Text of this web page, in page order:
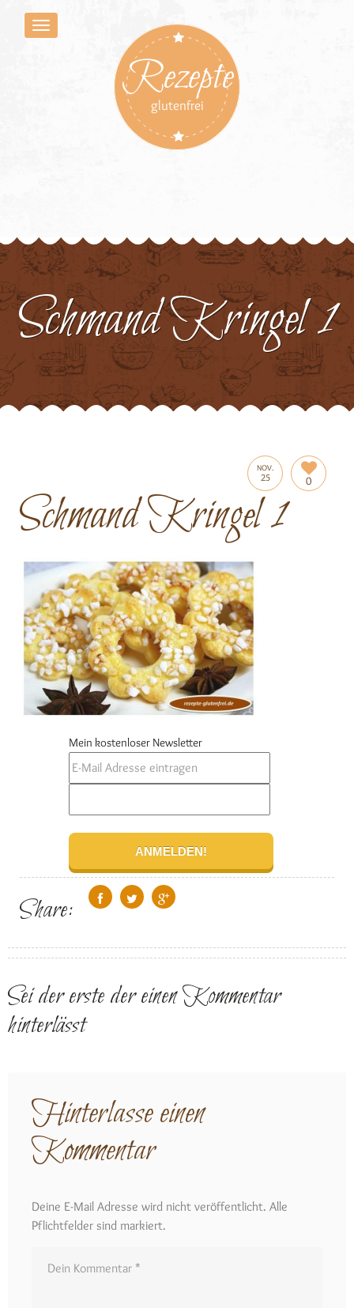
Rezepte
glutenfrei
Schmand Kringel 1
NOV.
25 0
Schmand Kringel 1
Mein kostenloser Newsletter
Share:
Sei der erste der einen Kommentar
hinterlässt
Hinterlasse einen
Kommentar
Deine E-Mail Adresse wird nicht veröffentlicht. Alle
Pflichtfelder sind markiert.